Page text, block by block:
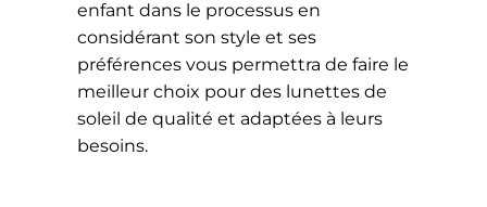
enfant dans le processus en
considérant son style et ses
préférences vous permettra de faire le
meilleur choix pour des lunettes de
soleil de qualité et adaptées à leurs
besoins.